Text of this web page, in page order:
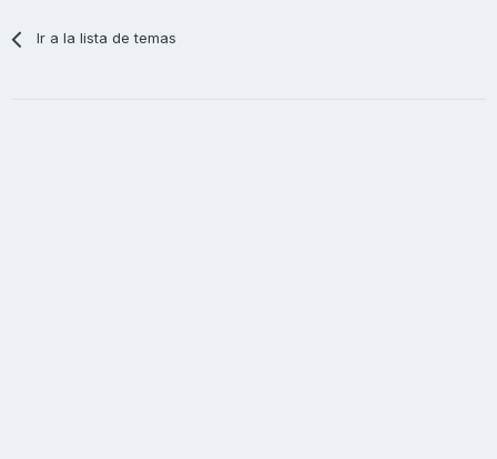
Ir a la lista de temas